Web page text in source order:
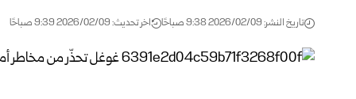
تاريخ النشر: 2026/02/09 9:38 صباحًا اخر تحديث: 2026/02/09 9:39 صباحًا